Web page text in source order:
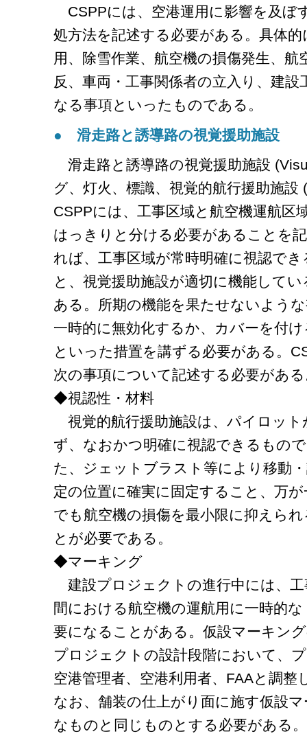
CSPPには、空港運用に影響を及ぼ
処方法を記述する必要がある。具体
用、除雪作業、航空機の損傷発生、
反、車両・工事関係者の立入り、建
なる事項といったものである。
● 滑走路と誘導路の視覚援助施設
滑走路と誘導路の視覚援助施設
グ、灯火、標識、視覚的航行援助施設
CSPPには、工事区域と航空機運航区
はっきりと分ける必要があることを
れば、工事区域が常時明確に視認で
と、視覚援助施設が適切に機能して
ある。所期の機能を果たせないよう
一時的に無効化するか、カバーを付
といった措置を講ずる必要がある。
次の事項について記述する必要があ
◆視認性・材料
視覚的航行援助施設は、パイロッ
ず、なおかつ明確に視認できるもの
た、ジェットブラスト等により移動
定の位置に確実に固定すること、万
でも航空機の損傷を最小限に抑えら
とが必要である。
◆マーキング
建設プロジェクトの進行中には、
間における航空機の運航用に一時的
要になることがある。仮設マーキン
プロジェクトの設計段階において、
空港管理者、空港利用者、FAAと調
なお、舗装の仕上がり面に施す仮設
なものと同じものとする必要がある。